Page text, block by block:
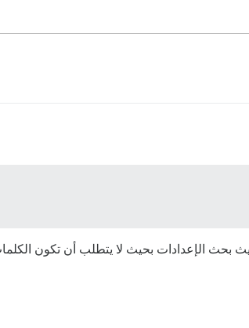
بحث الإعدادات بحيث لا يتطلب أن تكون